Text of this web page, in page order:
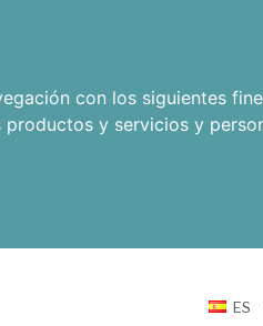
con los siguientes
productos y servicios y
ES